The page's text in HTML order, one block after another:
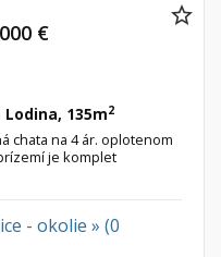
135m2
chata na 4 ár. oplotenom
je komplet
€
- okolie » (0